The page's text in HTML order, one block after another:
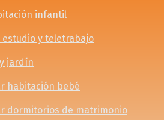
infantil
estudio y teletrabajo
jardín
habitación bebé
dormitorios de matrimonio